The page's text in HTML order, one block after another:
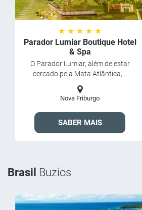
★ ★ ★ ★ ★
Parador Lumiar Boutique Hotel
& Spa
O Parador Lumiar, além de estar
cercado pela Mata Atlântica,...
Nova Friburgo
SABER MAIS
Brasil Buzios